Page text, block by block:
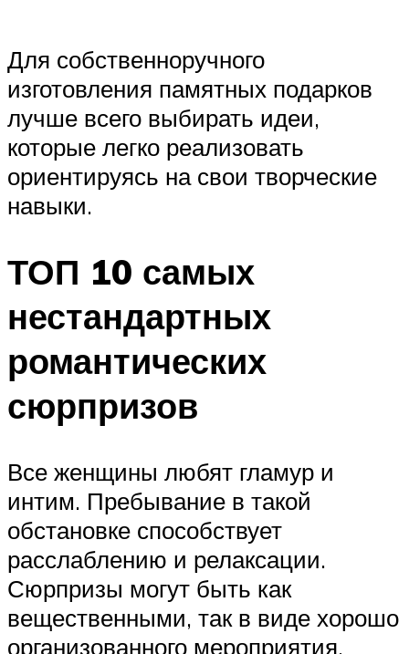
Для собственноручного
изготовления памятных подарков
лучше всего выбирать идеи,
которые легко реализовать
ориентируясь на свои творческие
навыки.
ТОП 10 самых
нестандартных
романтических
сюрпризов
Все женщины любят гламур и
интим. Пребывание в такой
обстановке способствует
расслаблению и релаксации.
Сюрпризы могут быть как
вещественными, так в виде хорошо
организованного мероприятия.